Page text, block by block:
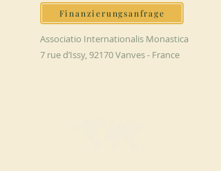
Finanzierungsanfrage
Associatio Internationalis Monastica
7 rue d’Issy, 92170 Vanves - France